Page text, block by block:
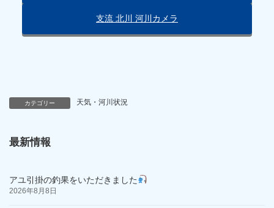
支流 北川 河川カメラ
カテゴリー 天気・河川状況
最新情報
アユ引掛の釣果をいただきました
2026年8月8日